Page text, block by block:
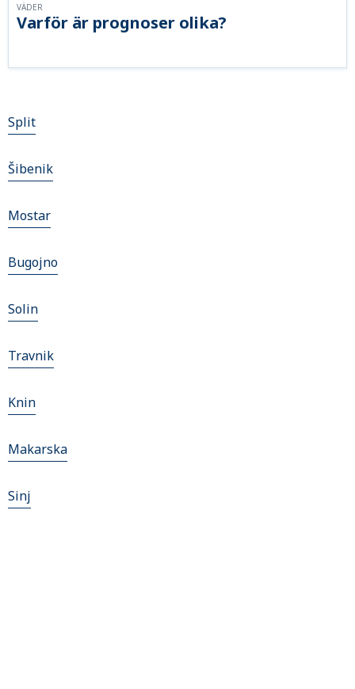
Varför är prognoser olika?
VÄDER
Split
Šibenik
Mostar
Bugojno
Solin
Travnik
Knin
Makarska
Sinj